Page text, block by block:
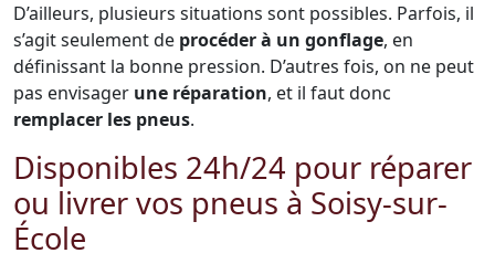
D’ailleurs, plusieurs situations sont possibles. Parfois, il
s’agit seulement de procéder à un gonflage, en
définissant la bonne pression. D’autres fois, on ne peut
pas envisager une réparation, et il faut donc
remplacer les pneus.
Disponibles 24h/24 pour réparer
ou livrer vos pneus à Soisy-sur-
École